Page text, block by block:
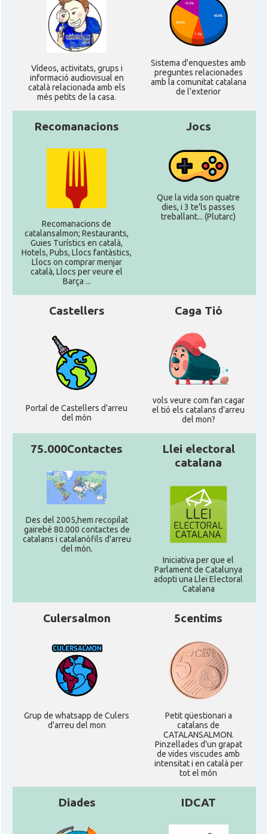
Ví­deos, activitats, grups i
informació audiovisual en
català relacionada amb els
més petits de la casa.
Sistema d'enquestes amb
preguntes relacionades
amb la comunitat catalana
de l'exterior
Recomanacions
Recomanacions de
catalansalmon; Restaurants,
Guies Turístics en català,
Hotels, Pubs, Llocs fantàstics,
Llocs on comprar menjar
català, Llocs per veure el
Barça ...
Jocs
Que la vida son quatre
dies, i 3 te'ls passes
treballant... (Plutarc)
Castellers
Portal de Castellers d'arreu
del món
Caga Tió
vols veure com fan cagar
el tió els catalans d'arreu
del mon?
75.000Contactes
Des del 2005,hem recopilat
gairebé 80.000 contactes de
catalans i catalanòfils d'arreu
del món.
Llei electoral
catalana
Iniciativa per que el
Parlament de Catalunya
adopti una Llei Electoral
Catalana
Culersalmon
Grup de whatsapp de Culers
d'arreu del mon
5centims
Petit qüestionari a
catalans de
CATALANSALMON.
Pinzellades d'un grapat
de vides viscudes amb
intensitat i en català per
tot el món
Diades IDCAT